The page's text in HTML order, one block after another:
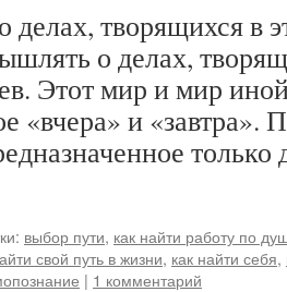
делах, творящихся в
о делах,
Этот мир и мир
«вчера» и «завтра».
выбор пути, как найти работу по
свой путь в жизни, как найти себя,
| 1 комментарий